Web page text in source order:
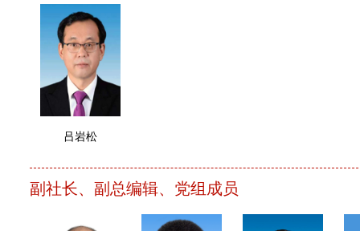
吕岩松
副社长、副总编辑、党组成员